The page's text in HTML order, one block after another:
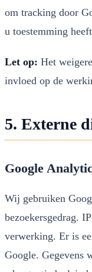
om tracking door
u toestemming
Let op: Het
invloed op de
5. Externe
Google
Wij gebruiken
bezoekersgedrag.
verwerking. Er is
Google. Gegevens